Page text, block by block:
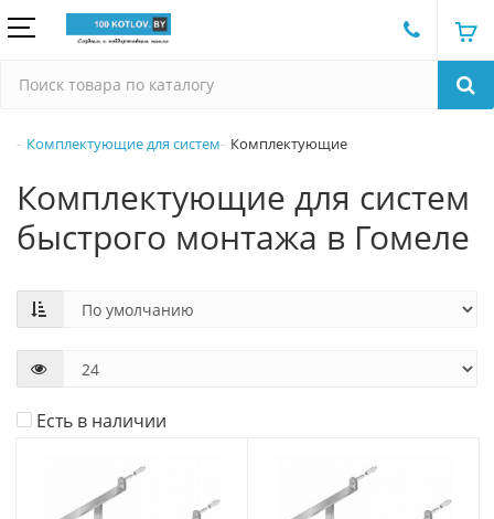
Комплектующие для систем Комплектующие
Комплектующие для систем
быстрого монтажа в Гомеле
Есть в наличии